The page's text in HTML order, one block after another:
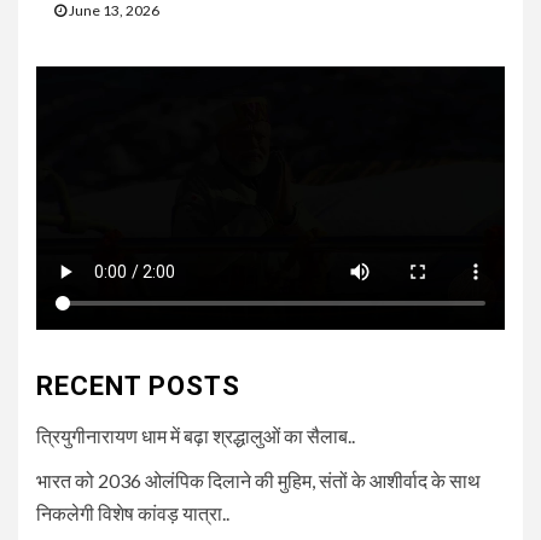
June 13, 2026
RECENT POSTS
त्रियुगीनारायण धाम में बढ़ा श्रद्धालुओं का सैलाब..
भारत को 2036 ओलंपिक दिलाने की मुहिम, संतों के आशीर्वाद के साथ
निकलेगी विशेष कांवड़ यात्रा..